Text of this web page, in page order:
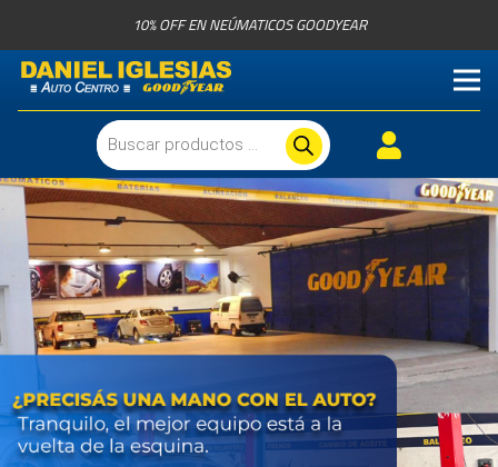
10% OFF EN NEÚMATICOS GOODYEAR
Búsqueda
de
productos